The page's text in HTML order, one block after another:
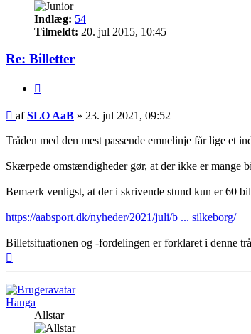
Indlæg: 54
Tilmeldt: 20. jul 2015, 10:45
Re: Billetter
Indlæg
afSLO AaB » 23. jul 2021, 09:52
Tråden med den mest passende emnelinje får lige et
Skærpede omstændigheder gør, at der ikke er mange
Bemærk venligst, at der i skrivende stund kun er 60
https://aabsport.dk/nyheder/2021/juli/b ... silkeborg/
Billetsituationen og -fordelingen er forklaret i denne
Hanga
Allstar